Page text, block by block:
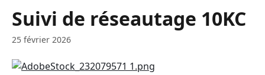
Suivi de réseautage 10KC
25 février 2026